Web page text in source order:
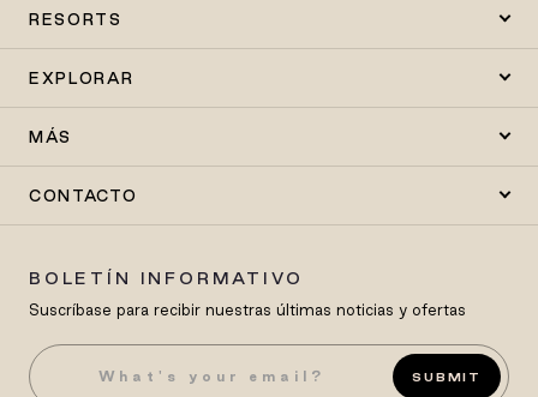
RESORTS
EXPLORAR
MÁS
CONTACTO
BOLETÍN INFORMATIVO
Suscríbase para recibir nuestras últimas noticias y ofertas
SUBMIT